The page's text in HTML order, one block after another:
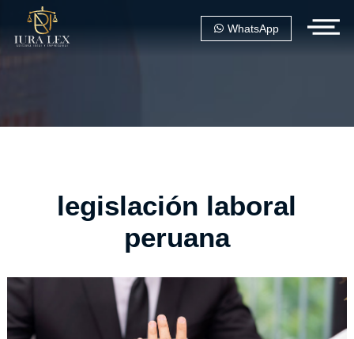
WhatsApp
legislación laboral
peruana